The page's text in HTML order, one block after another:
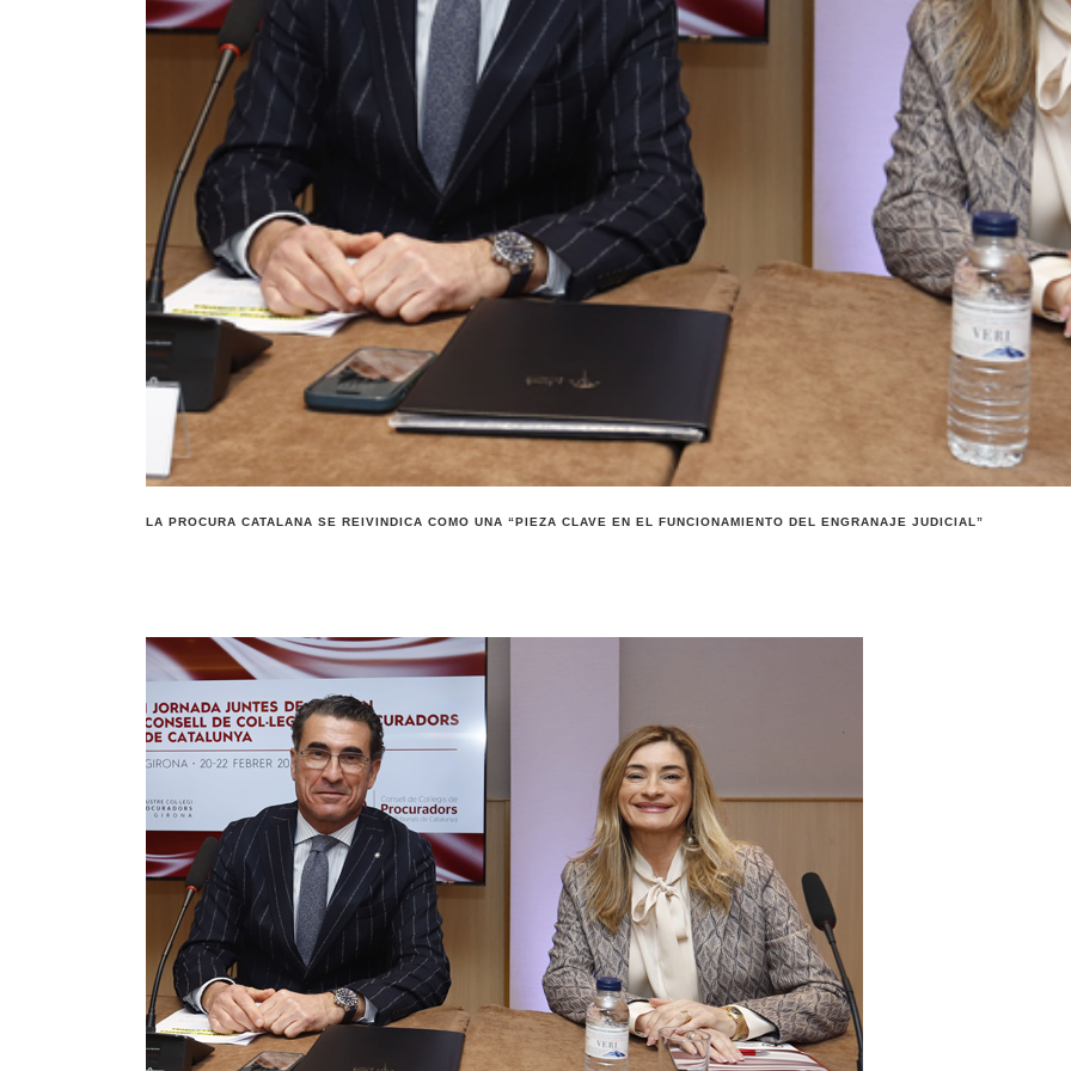
LA PROCURA CATALANA SE REIVINDICA COMO UNA “PIEZA CLAVE EN EL FUNCIONAMIENTO DEL ENGRANAJE JUDICIAL”